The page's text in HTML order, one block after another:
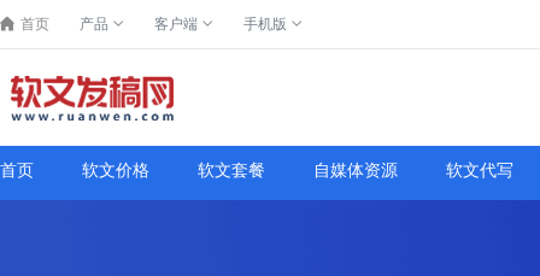
首页 产品 客户端 手机版
首页 软文价格 软文套餐 自媒体资源 软文代写